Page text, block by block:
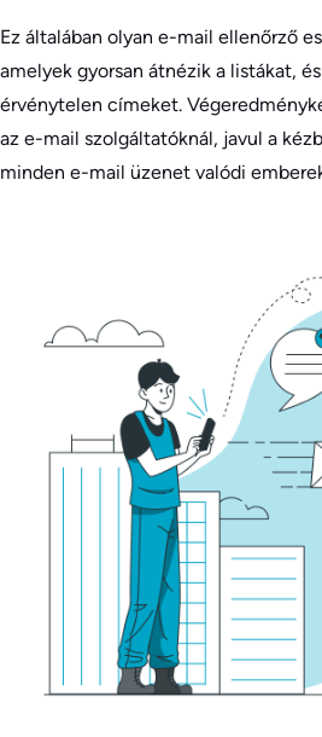
Ez általában olyan e-mail ellenőrző
amelyek gyorsan átnézik a listákat,
érvénytelen címeket.
az e-mail szolgáltatóknál, javul a
minden e-mail üzenet valódi